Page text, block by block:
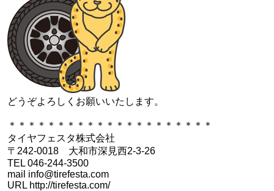
どうぞよろしくお願いいたします。
＊＊＊＊＊＊＊＊＊＊＊＊＊＊＊＊＊＊＊＊＊
タイヤフェスタ株式会社
〒242-0018 大和市深見西2-3-26
TEL 046-244-3500
mail info@tirefesta.com
URL http://tirefesta.com/